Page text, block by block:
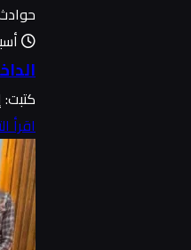
كتبت:
اقرأ